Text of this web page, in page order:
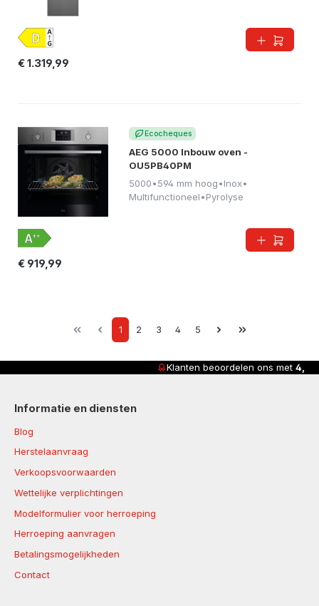
€ 1.319,99
Ecocheques
AEG 5000 Inbouw oven -
OU5PB40PM
5000•594 mm hoog•Inox•
Multifunctioneel•Pyrolyse
€ 919,99
Page
1 Page
2 Page
3 Page
4 Page
5
Klanten beoordelen ons met4,8/5
Informatie en diensten
Blog
Herstelaanvraag
Verkoopsvoorwaarden
Wettelijke verplichtingen
Modelformulier voor herroeping
Herroeping aanvragen
Betalingsmogelijkheden
Contact